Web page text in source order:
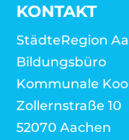
KONTAKT
StädteRegion
Bildungsbüro
Kommunale
Zollernstraße 10
52070 Aachen